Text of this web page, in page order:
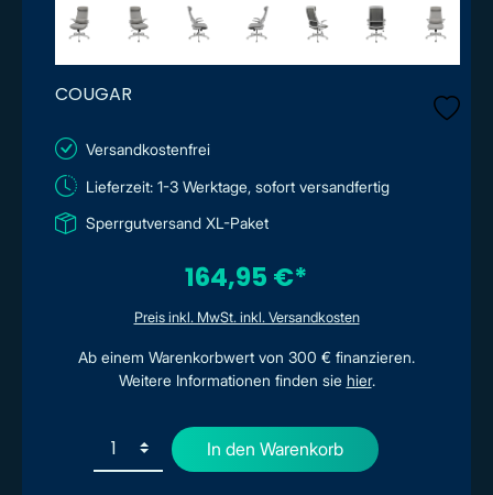
COUGAR
Versandkostenfrei
Lieferzeit: 1-3 Werktage, sofort versandfertig
Sperrgutversand XL-Paket
164,95 €*
Preis inkl. MwSt. inkl. Versandkosten
Ab einem Warenkorbwert von 300 € finanzieren.
Weitere Informationen finden sie hier.
In den Warenkorb